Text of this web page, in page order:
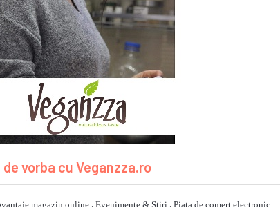
de vorba cu Veganzza.ro
magazin online , Evenimente & Stiri , Piata de comert electronic